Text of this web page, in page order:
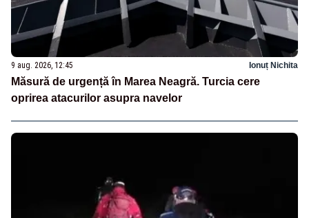
9 aug. 2026, 12:45 Ionuț Nichita
Măsură de urgență în Marea Neagră. Turcia cere
oprirea atacurilor asupra navelor